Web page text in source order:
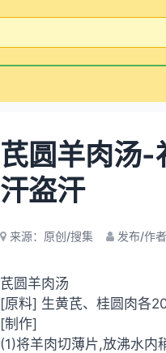
芪圆羊肉汤-
汗盗汗
来源：原创/搜集 发布/作
芪圆羊肉汤
[原料] 生黄芪、桂圆肉各
[制作]
(1)将羊肉切薄片,放沸水内